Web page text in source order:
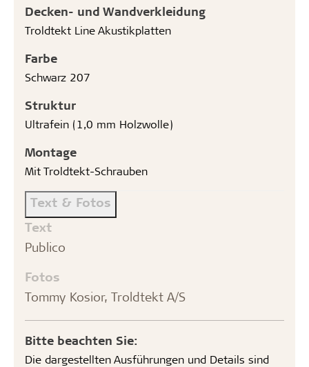
Decken- und Wandverkleidung
Troldtekt Line Akustikplatten
Farbe
Schwarz 207
Struktur
Ultrafein (1,0 mm Holzwolle)
Montage
Mit Troldtekt-Schrauben
Text & Fotos
Text
Publico
Fotos
Tommy Kosior, Troldtekt A/S
Bitte beachten Sie:
Die dargestellten Ausführungen und Details sind